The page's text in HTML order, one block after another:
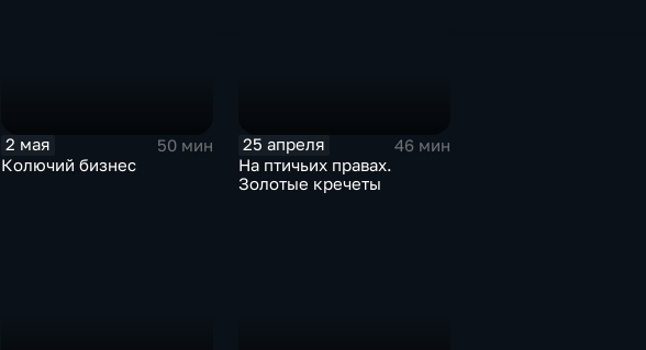
2 мая
50 мин
Колючий бизнес
25 апреля
46 мин
На птичьих правах.
Золотые кречеты